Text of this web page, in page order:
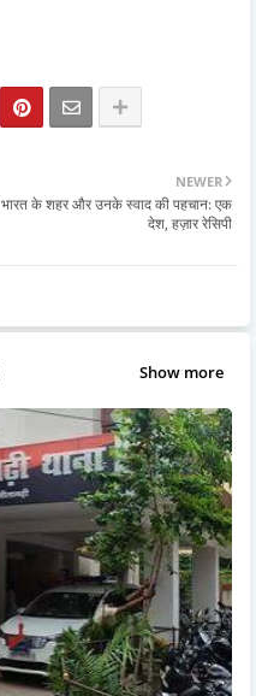
NEWER
भारत के शहर और उनके स्वाद की पहचान: एक
देश, हज़ार रेसिपी
Show more